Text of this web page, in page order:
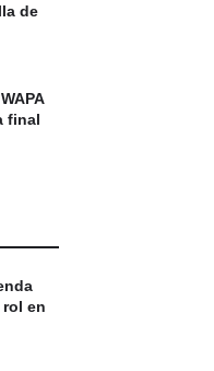
de
final
rol en